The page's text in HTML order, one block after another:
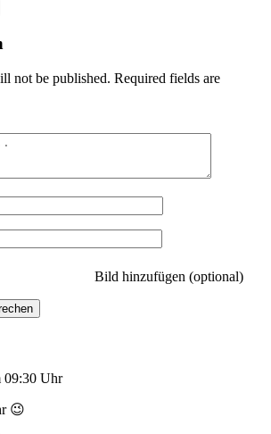
not be published. Required fields are
Bild hinzufügen (optional)
09:30 Uhr
😉